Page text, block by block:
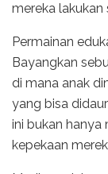
mereka lakukan
Permainan
Bayangkan
di mana anak
yang bisa
ini bukan hanya
kepekaan